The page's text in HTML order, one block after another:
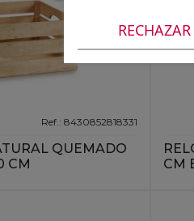
Ref.: 8430852818331
QUEMADO
CM
CM